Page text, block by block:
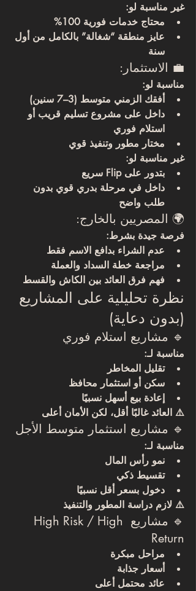
غير مناسبة لو:
محتاج خدمات فورية 100%
عايز منطقة “شغالة” بالكامل من أول
سنة
💼 الاستثمار:
مناسبة لو:
أفقك الزمني متوسط (3–7 سنين)
داخل على مشروع تسليم قريب أو
استلام فوري
مختار مطور وتنفيذ قوي
غير مناسبة لو:
بتدور على Flip سريع
داخل في مرحلة بدري قوي بدون
طلب واضح
🌍 المصريين بالخارج:
فرصة جيدة بشرط:
عدم الشراء بدافع الاسم فقط
مراجعة خطة السداد والعملة
فهم فرق العائد بين الكاش والقسط
نظرة تحليلية على المشاريع
(بدون دعاية)
🔹 مشاريع استلام فوري
مناسبة لـ:
تقليل المخاطر
سكن أو استثمار محافظ
إعادة بيع أسهل نسبيًا
⚠️ العائد غالبًا أقل، لكن الأمان أعلى
🔹 مشاريع استثمار متوسط الأجل
مناسبة لـ:
نمو رأس المال
تقسيط ذكي
دخول بسعر أقل نسبيًا
⚠️ لازم دراسة المطور والتنفيذ
🔹 مشاريع High Risk / High
Return
مراحل مبكرة
أسعار جذابة
عائد محتمل أعلى